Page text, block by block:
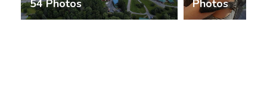
54 Photos
Photos